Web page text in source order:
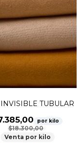
TUBULAR
por kilo
$18.300,00
Venta por kilo